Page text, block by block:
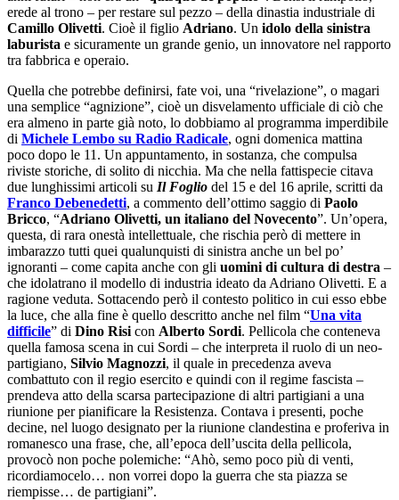
erede al trono – per restare sul pezzo – della dinastia industriale di
Camillo Olivetti. Cioè il figlio Adriano. Un idolo della sinistra
laburista e sicuramente un grande genio, un innovatore nel rapporto
tra fabbrica e operaio.
Quella che potrebbe definirsi, fate voi, una “rivelazione”, o magari
una semplice “agnizione”, cioè un disvelamento ufficiale di ciò che
era almeno in parte già noto, lo dobbiamo al programma imperdibile
di Michele Lembo su Radio Radicale, ogni domenica mattina
poco dopo le 11. Un appuntamento, in sostanza, che compulsa
riviste storiche, di solito di nicchia. Ma che nella fattispecie citava
due lunghissimi articoli su Il Foglio del 15 e del 16 aprile, scritti da
Franco Debenedetti, a commento dell’ottimo saggio di Paolo
Bricco, “Adriano Olivetti, un italiano del Novecento”. Un’opera,
questa, di rara onestà intellettuale, che rischia però di mettere in
imbarazzo tutti quei qualunquisti di sinistra anche un bel po’
ignoranti – come capita anche con gli uomini di cultura di destra –
che idolatrano il modello di industria ideato da Adriano Olivetti. E a
ragione veduta. Sottacendo però il contesto politico in cui esso ebbe
la luce, che alla fine è quello descritto anche nel film “Una vita
difficile” di Dino Risi con Alberto Sordi. Pellicola che conteneva
quella famosa scena in cui Sordi – che interpreta il ruolo di un neo-
partigiano, Silvio Magnozzi, il quale in precedenza aveva
combattuto con il regio esercito e quindi con il regime fascista –
prendeva atto della scarsa partecipazione di altri partigiani a una
riunione per pianificare la Resistenza. Contava i presenti, poche
decine, nel luogo designato per la riunione clandestina e proferiva in
romanesco una frase, che, all’epoca dell’uscita della pellicola,
provocò non poche polemiche: “Ahò, semo poco più di venti,
ricordiamocelo… non vorrei dopo la guerra che sta piazza se
riempisse… de partigiani”.